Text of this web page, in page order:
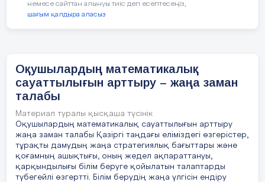
немесе сайттан алынуы тиіс деп есептесеңіз,
шағым қалдыра аласыз
Оқушылардың математикалық
сауаттылығын арттыру – жаңа заман
талабы
Материал туралы қысқаша түсінік
Оқушылардың математикалық сауаттылығын арттыру
жаңа заман талабы Қазіргі таңдағы еліміздегі өзгерістер,
тұрақты дамудың жаңа стратегиялық бағыттары және
қоғамның ашықтығы, оның жедел ақпараттануы,
қарқындылығы білім беруге қойылатын талаптарды
түбегейлі өзгертті. Білім берудің жаңа үлгісін ендіру